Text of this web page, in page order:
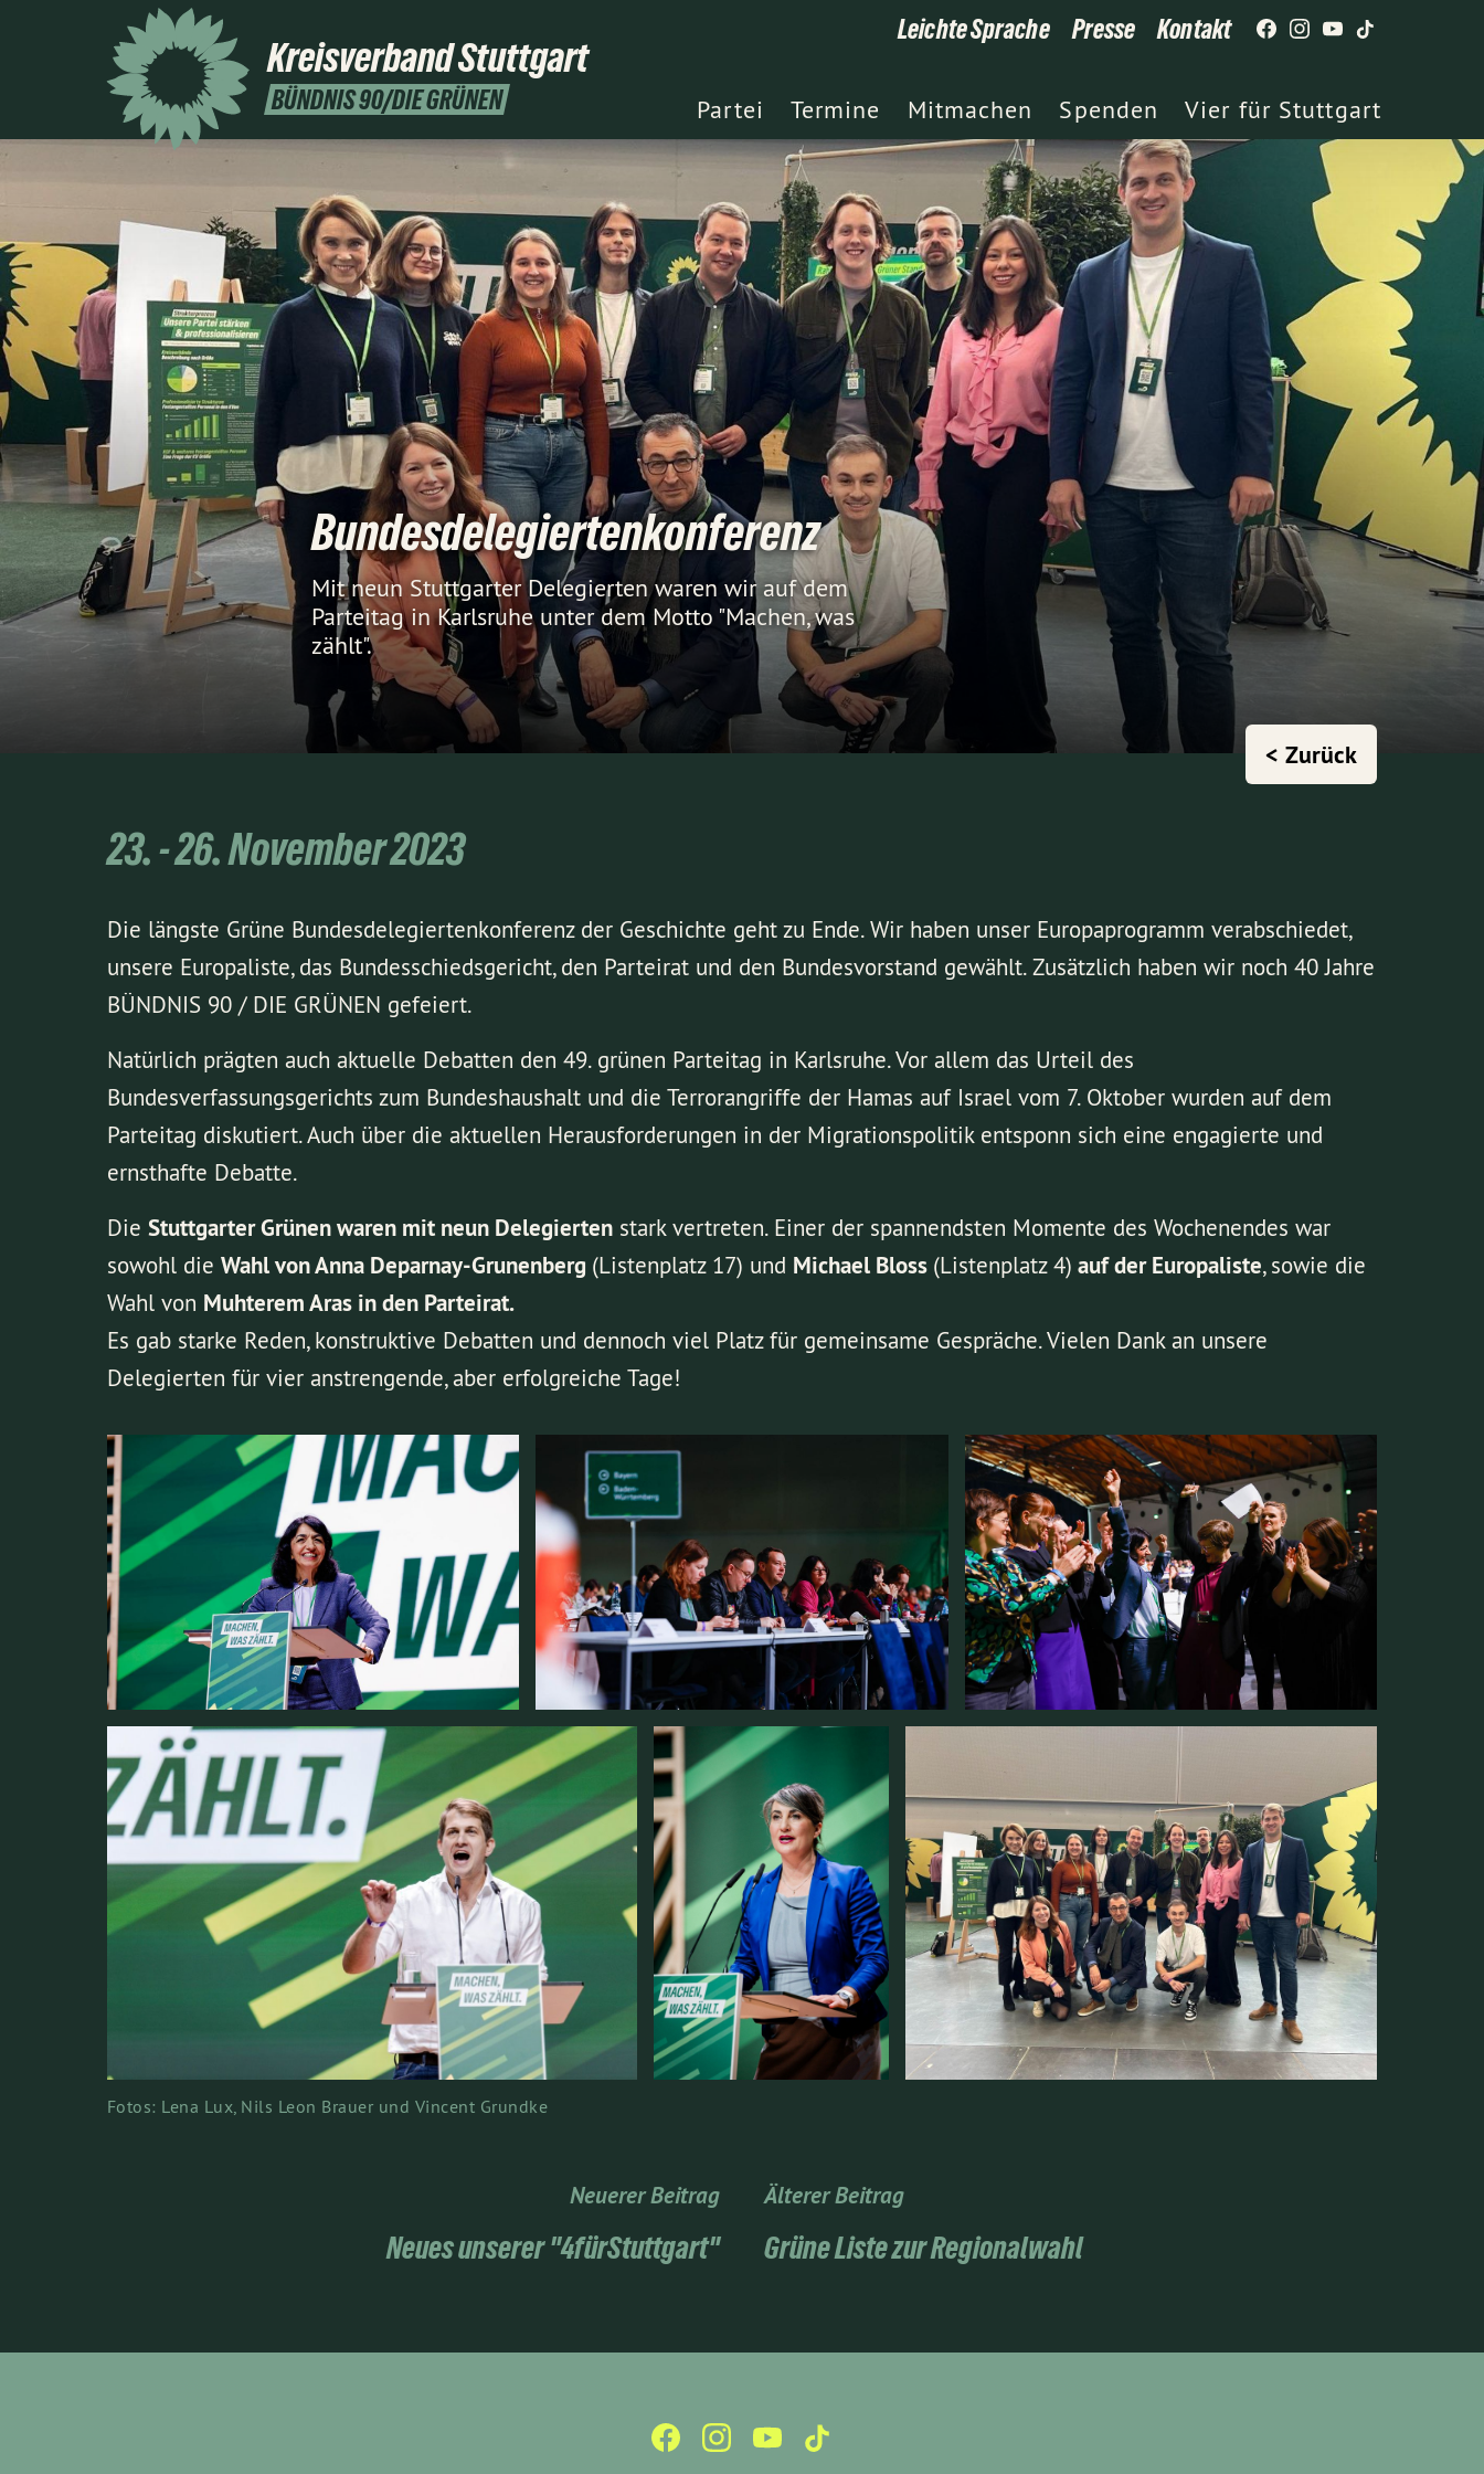
KreisverbandStuttgart
BÜNDNIS 90/DIE GRÜNEN
Leichte Sprache Presse Kontakt
Partei Termine Mitmachen Spenden Vier für Stuttgart
Bundesdelegiertenkonferenz
Mit neun Stuttgarter Delegierten waren wir auf dem
Parteitag in Karlsruhe unter dem Motto "Machen, was
zählt".
< Zurück
23. - 26. November 2023
Die längste Grüne Bundesdelegiertenkonferenz der Geschichte geht zu Ende. Wir haben unser Europaprogramm verabschiedet,
unsere Europaliste, das Bundesschiedsgericht, den Parteirat und den Bundesvorstand gewählt. Zusätzlich haben wir noch 40 Jahre
BÜNDNIS 90 / DIE GRÜNEN gefeiert.
Natürlich prägten auch aktuelle Debatten den 49. grünen Parteitag in Karlsruhe. Vor allem das Urteil des
Bundesverfassungsgerichts zum Bundeshaushalt und die Terrorangriffe der Hamas auf Israel vom 7. Oktober wurden auf dem
Parteitag diskutiert. Auch über die aktuellen Herausforderungen in der Migrationspolitik entsponn sich eine engagierte und
ernsthafte Debatte.
Die Stuttgarter Grünen waren mit neun Delegiertenstark vertreten. Einer der spannendsten Momente des Wochenendes war
sowohl die Wahl von Anna Deparnay-Grunenberg (Listenplatz 17) und Michael Bloss (Listenplatz 4) auf der Europaliste, sowie die
Wahl von Muhterem Aras in den Parteirat.
Es gab starke Reden, konstruktive Debatten und dennoch viel Platz für gemeinsame Gespräche. Vielen Dank an unsere
Delegierten für vier anstrengende, aber erfolgreiche Tage!
Fotos: Lena Lux, Nils Leon Brauer und Vincent Grundke
Neuerer Beitrag
Neues unserer "4fürStuttgart"
Älterer Beitrag
Grüne Liste zur Regionalwahl